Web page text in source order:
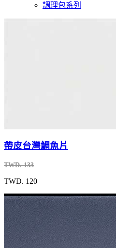
調理包系列
帶皮台灣鯛魚片
TWD. 133
TWD. 120